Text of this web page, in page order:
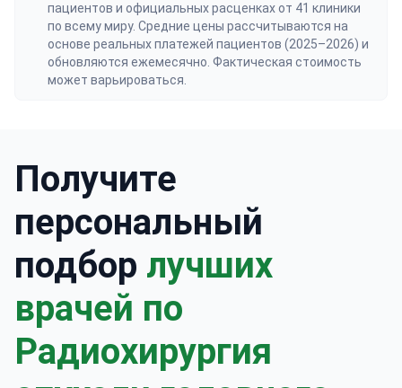
пациентов и официальных расценках от 41 клиники
по всему миру. Средние цены рассчитываются на
основе реальных платежей пациентов (2025–2026) и
обновляются ежемесячно. Фактическая стоимость
может варьироваться.
Получите
персональный
подбор лучших
врачей по
Радиохирургия